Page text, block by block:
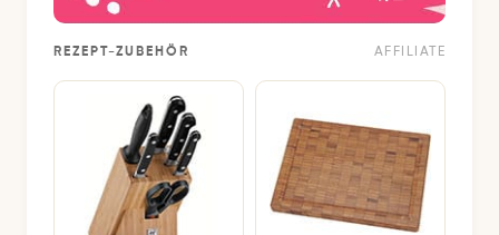
REZEPT-ZUBEHÖR AFFILIATE